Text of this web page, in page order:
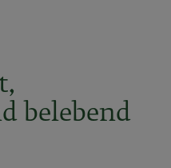
belebend